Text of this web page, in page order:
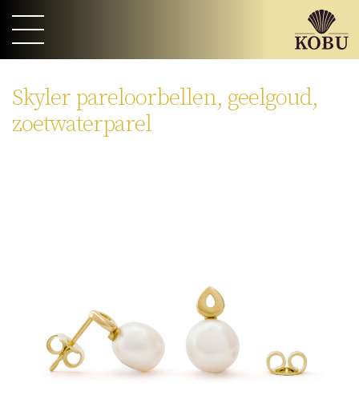
Skyler pareloorbellen, geelgoud,
zoetwaterparel